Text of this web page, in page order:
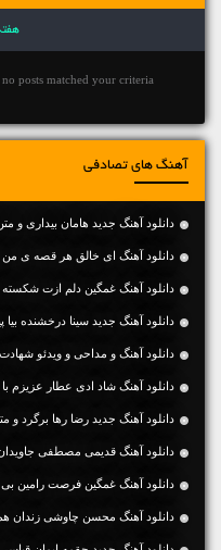
posts matched your criteria.
آهنگ های تصادفی
دانلود آهنگ جديد هامان بیداری و
دانلود آهنگ ای خالق هر قصه ی من
دانلود آهنگ غمگین دلم ازت شکسته
دانلود آهنگ جديد سینا درخشنده
دانلود آهنگ و مداحی و ویدئو
دانلود آهنگ شاد ادی عطار عزیزم با کیفیت
دانلود آهنگ جديد رضا رها برگرد و
دانلود آهنگ قدیمی مصطفی
دانلود آهنگ غمگین فرصت رامین بی
دانلود آهنگ محسن چاوشی زندان